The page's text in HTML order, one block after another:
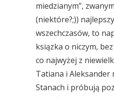
miedzianym”,
(niektóre?;))
wszechczasów, to
ksiązka o niczym,
co najwyżej z
Tatiana i Aleksander
Stanach i próbują